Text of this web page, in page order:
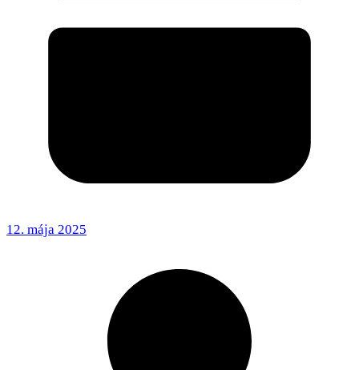
12. mája 2025